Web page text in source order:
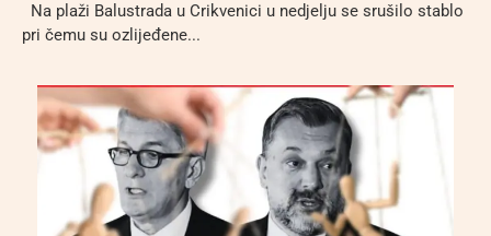
Na plaži Balustrada u Crikvenici u nedjelju se srušilo stablo
pri čemu su ozlijeđene...